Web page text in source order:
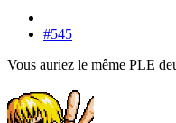
#545
Vous auriez le même PLE